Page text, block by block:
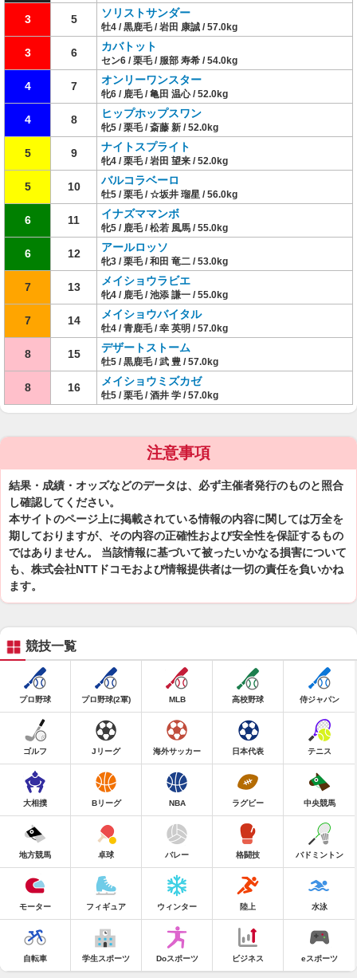
3 5 ソリストサンダー
牡4 / 黒鹿毛 / 岩田 康誠 / 57.0kg
3 6 カバトット
セン6 / 栗毛 / 服部 寿希 / 54.0kg
4 7 オンリーワンスター
牝6 / 鹿毛 / 亀田 温心 / 52.0kg
4 8 ヒップホップスワン
牝5 / 栗毛 / 斎藤 新 / 52.0kg
5 9 ナイトスプライト
牝4 / 栗毛 / 岩田 望来 / 52.0kg
5 10 バルコラベーロ
牡5 / 栗毛 / ☆坂井 瑠星 / 56.0kg
6 11 イナズママンボ
牝5 / 鹿毛 / 松若 風馬 / 55.0kg
6 12 アールロッソ
牝3 / 栗毛 / 和田 竜二 / 53.0kg
7 13 メイショウラビエ
牝4 / 鹿毛 / 池添 謙一 / 55.0kg
7 14 メイショウバイタル
牡4 / 青鹿毛 / 幸 英明 / 57.0kg
8 15 デザートストーム
牡5 / 黒鹿毛 / 武 豊 / 57.0kg
8 16 メイショウミズカゼ
牡5 / 栗毛 / 酒井 学 / 57.0kg
注意事項
結果・成績・オッズなどのデータは、必ず主催者発行のものと照合
し確認してください。
本サイトのページ上に掲載されている情報の内容に関しては万全を
期しておりますが、その内容の正確性および安全性を保証するもの
ではありません。 当該情報に基づいて被ったいかなる損害について
も、株式会社NTTドコモおよび情報提供者は一切の責任を負いかね
ます。
競技一覧
プロ野球 プロ野球(2軍) MLB 高校野球 侍ジャパン
ゴルフ Jリーグ 海外サッカー 日本代表 テニス
大相撲 Bリーグ NBA ラグビー 中央競馬
地方競馬 卓球 バレー 格闘技 バドミントン
モーター フィギュア ウィンター 陸上 水泳
自転車 学生スポーツ Doスポーツ ビジネス eスポーツ